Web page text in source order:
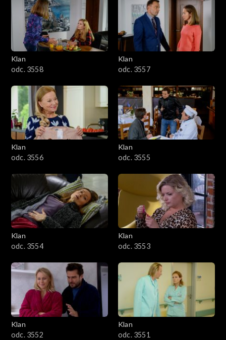
Klan
odc. 3558
Klan
odc. 3557
Klan
odc. 3556
Klan
odc. 3555
Klan
odc. 3554
Klan
odc. 3553
Klan
odc. 3552
Klan
odc. 3551